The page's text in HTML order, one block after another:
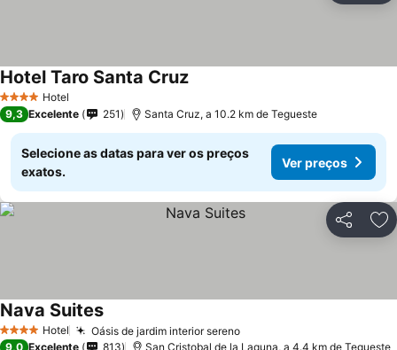
4 EstrelasHotel
Hotel Taro Santa Cruz
9,3 Excelente 251 Santa Cruz, a 10.2 km de Tegueste
Selecione as datas para ver os preços
exatos.
Ver preços
Partilhar
4 EstrelasHotel Oásis de jardim interior sereno
Nava Suites
9,0 Excelente 813 San Cristobal de la Laguna, a 4.4 km de Tegueste